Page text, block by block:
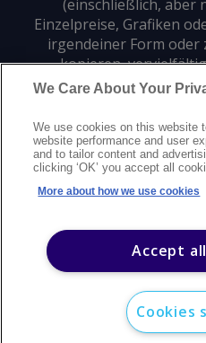
(einschließlich, aber
Einzelpreise, Grafiken
irgendeiner Form oder
kopieren,
Datenschutz
Nutzungsbedingungen
Careers
We Care About Your
We use cookies on this website
website performance and user
and to tailor content and
clicking ‘OK’ you accept all
More about how we use cookies
Accept
Cookies